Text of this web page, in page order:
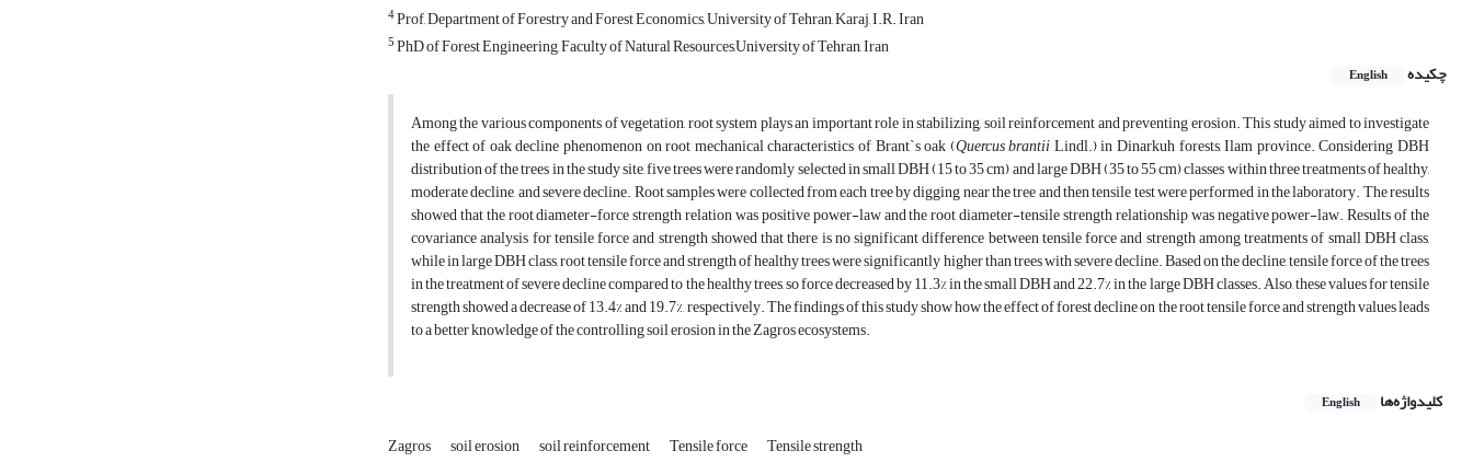
4Prof, Department of Forestry and Forest Economics, University of Tehran, Karaj, I.R. Iran
5PhD of Forest Engineering, Faculty of Natural Resources,University of Tehran, Iran
چکیده
English
Among the various components of vegetation, root system plays an important role in stabilizing, soil reinforcement and preventing erosion. This study aimed to investigate
the effect of oak decline phenomenon on root mechanical characteristics of Brant`s oak (Quercus brantiiLindl.) in Dinarkuh forests, Ilam province. Considering DBH
distribution of the trees in the study site, five trees were randomly selected in small DBH (15 to 35 cm) and large DBH (35 to 55 cm) classes within three treatments of healthy,
moderate decline, and severe decline. Root samples were collected from each tree by digging near the tree and then tensile test were performed in the laboratory. The results
showed that the root diameter-force strength relation was positive power-law and the root diameter-tensile strength relationship was negative power-law. Results of the
covariance analysis for tensile force and strength showed that there is no significant difference between tensile force and strength among treatments of small DBH class,
while in large DBH class, root tensile force and strength of healthy trees were significantly higher than trees with severe decline. Based on the decline, tensile force of the trees
in the treatment of severe decline compared to the healthy trees, so force decreased by 11.3% in the small DBH and 22.7% in the large DBH classes. Also, these values ​​for tensile
strength showed a decrease of 13.4% and 19.7%, respectively. The findings of this study show how the effect of forest decline on the root tensile force and strength values ​​leads
to a better knowledge of the controlling soil erosion in the Zagros ecosystems.
کلیدواژه‌ها English
Zagros soil erosion soil reinforcement Tensile force Tensile strength